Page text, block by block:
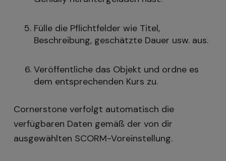
Fülle die Pflichtfelder wie Titel,
Beschreibung, geschätzte Dauer usw. aus.
Veröffentliche das Objekt und ordne es
dem entsprechenden Kurs zu.
Cornerstone verfolgt automatisch die
verfügbaren Daten gemäß der von dir
ausgewählten SCORM-Voreinstellung.